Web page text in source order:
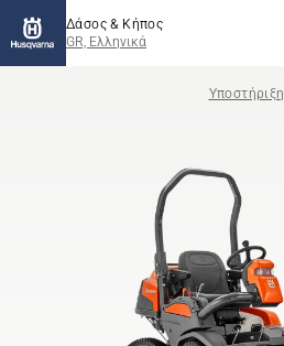
Δάσος & Κήπος
GR, Ελληνικά
Υποστήριξη